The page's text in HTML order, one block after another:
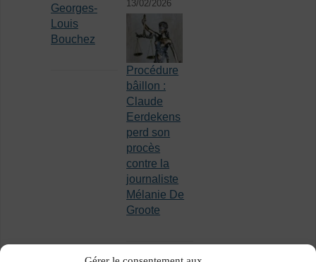
Georges-
Louis
Bouchez
13/02/2026
Procédure
bâillon :
Claude
Eerdekens
perd son
procès
contre la
journaliste
Mélanie De
Groote